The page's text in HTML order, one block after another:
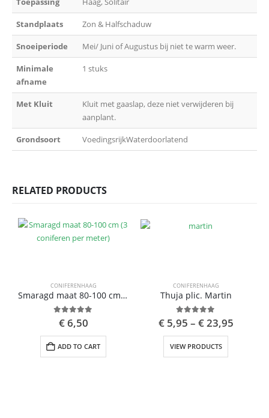
Standplaats Zon & Halfschaduw
Snoeiperiode Mei/ Juni of Augustus bij niet te warm weer.
Minimale
afname
1 stuks
Met Kluit
Kluit met gaaslap, deze niet verwijderen bij
aanplant.
Grondsoort VoedingsrijkWaterdoorlatend
RELATED PRODUCTS
CONIFERENHAAG
Smaragd maat 80-100 cm (3 coniferen per meter)
out of 5
€6,50
ADD TO CART
CONIFERENHAAG
Thuja plic. Martin
0 out of 5
€5,95 – €23,95
VIEW PRODUCTS